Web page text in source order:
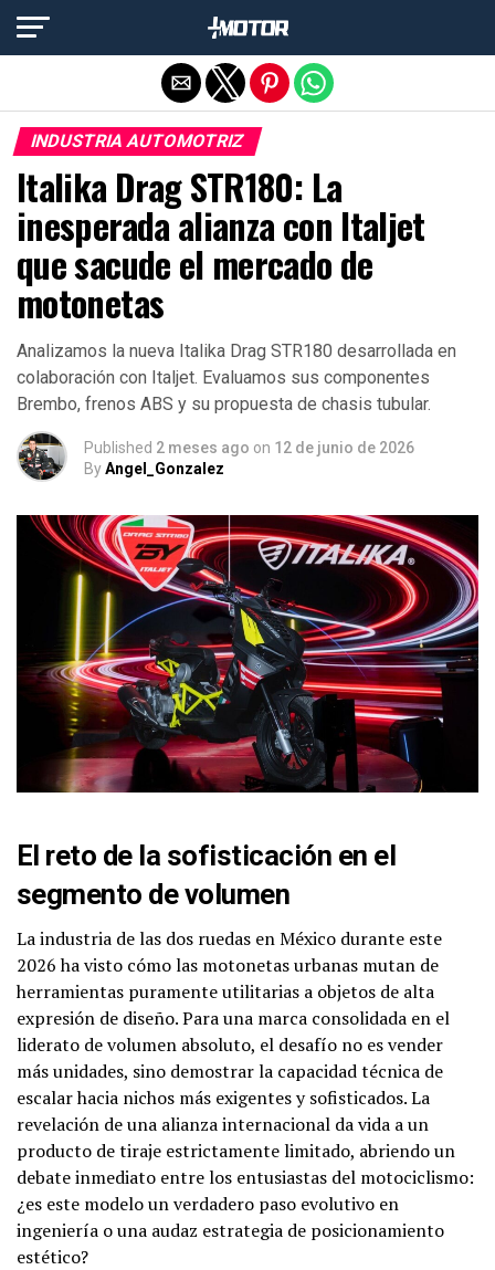
INDUSTRIA AUTOMOTRIZ
Italika Drag STR180: La
inesperada alianza con Italjet
que sacude el mercado de
motonetas
Analizamos la nueva Italika Drag STR180 desarrollada en
colaboración con Italjet. Evaluamos sus componentes
Brembo, frenos ABS y su propuesta de chasis tubular.
Published 2 meses ago on 12 de junio de 2026
ByAngel_Gonzalez
El reto de la sofisticación en el
segmento de volumen
La industria de las dos ruedas en México durante este
2026 ha visto cómo las motonetas urbanas mutan de
herramientas puramente utilitarias a objetos de alta
expresión de diseño. Para una marca consolidada en el
liderato de volumen absoluto, el desafío no es vender
más unidades, sino demostrar la capacidad técnica de
escalar hacia nichos más exigentes y sofisticados. La
revelación de una alianza internacional da vida a un
producto de tiraje estrictamente limitado, abriendo un
debate inmediato entre los entusiastas del motociclismo:
¿es este modelo un verdadero paso evolutivo en
ingeniería o una audaz estrategia de posicionamiento
estético?
Salir de la versión móvil